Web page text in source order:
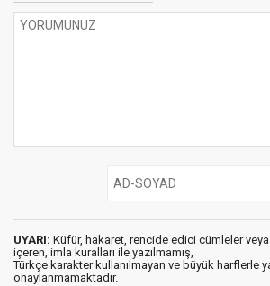
UYARI: Küfür, hakaret, rencide edici cümleler veya
içeren, imla kuralları ile yazılmamış,
Türkçe karakter kullanılmayan ve büyük harflerle
onaylanmamaktadır.